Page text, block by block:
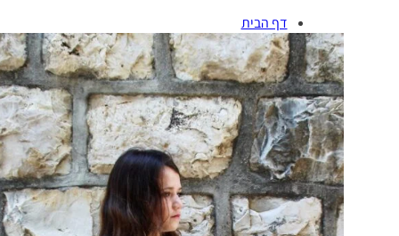
דף הבית
שמלות חוסן
שמלות מסתובבות
שמלות פלמנקו
שמלות צועניות
צור קשר
תמימות